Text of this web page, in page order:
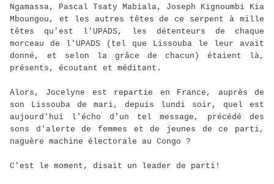
Ngamassa, Pascal Tsaty Mabiala, Joseph Kignoumbi Kia
Mboungou, et les autres têtes de ce serpent à mille
têtes qu'est l'UPADS, les détenteurs de chaque
morceau de l'UPADS (tel que Lissouba le leur avait
donné, et selon la grâce de chacun) étaient là,
présents, écoutant et méditant.
Alors, Jocelyne est repartie en France, auprès de
son Lissouba de mari, depuis lundi soir, quel est
aujourd'hui l'écho d'un tel message, précédé des
sons d'alerte de femmes et de jeunes de ce parti,
naguère machine électorale au Congo ?
C'est le moment, disait un leader de parti!